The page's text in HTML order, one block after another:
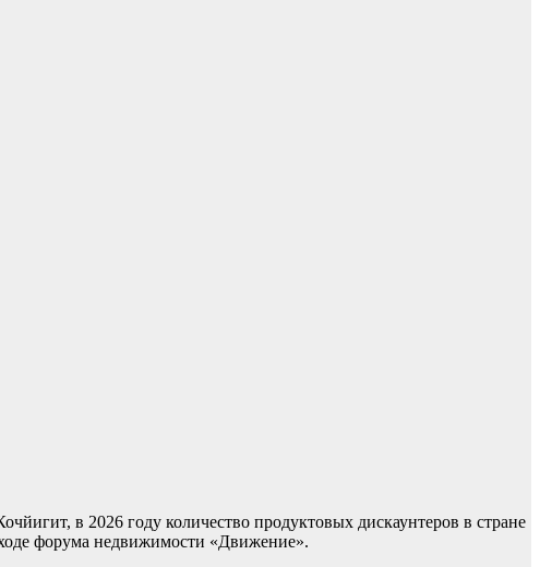
в 2026 году количество продуктовых дискаунтеров в стране
форума недвижимости «Движение».